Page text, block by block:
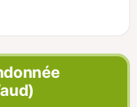
naturels
Moutat.